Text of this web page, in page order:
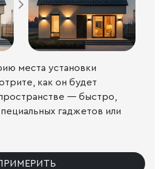
места установки
как он будет
— быстро,
гаджетов или